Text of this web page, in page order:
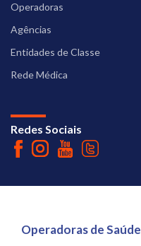
Operadoras
Agências
Entidades de Classe
Rede Médica
Redes Sociais
Operadoras de Saúde